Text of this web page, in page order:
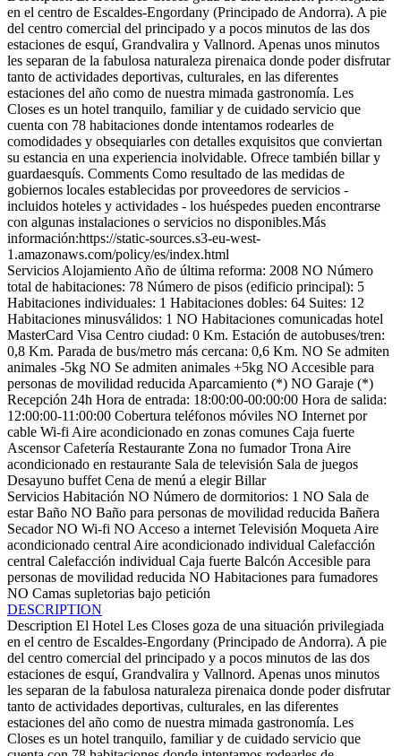
en el centro de Escaldes-Engordany (Principado de Andorra). A pie
del centro comercial del principado y a pocos minutos de las dos
estaciones de esquí, Grandvalira y Vallnord. Apenas unos minutos
les separan de la fabulosa naturaleza pirenaica donde poder disfrutar
tanto de actividades deportivas, culturales, en las diferentes
estaciones del año como de nuestra mimada gastronomía. Les
Closes es un hotel tranquilo, familiar y de cuidado servicio que
cuenta con 78 habitaciones donde intentamos rodearles de
comodidades y obsequiarles con detalles exquisitos que conviertan
su estancia en una experiencia inolvidable. Ofrece también billar y
guardaesquís. Comments Como resultado de las medidas de
gobiernos locales establecidas por proveedores de servicios -
incluidos hoteles y actividades - los huéspedes pueden encontrarse
con algunas instalaciones o servicios no disponibles.Más
información:https://static-sources.s3-eu-west-
1.amazonaws.com/policy/es/index.html
Servicios Alojamiento Año de última reforma: 2008 NO Número
total de habitaciones: 78 Número de pisos (edificio principal): 5
Habitaciones individuales: 1 Habitaciones dobles: 64 Suites: 12
Habitaciones minusválidos: 1 NO Habitaciones comunicadas hotel
MasterCard Visa Centro ciudad: 0 Km. Estación de autobuses/tren:
0,8 Km. Parada de bus/metro más cercana: 0,6 Km. NO Se admiten
animales -5kg NO Se admiten animales +5kg NO Accesible para
personas de movilidad reducida Aparcamiento (*) NO Garaje (*)
Recepción 24h Hora de entrada: 18:00:00-00:00:00 Hora de salida:
12:00:00-11:00:00 Cobertura teléfonos móviles NO Internet por
cable Wi-fi Aire acondicionado en zonas comunes Caja fuerte
Ascensor Cafetería Restaurante Zona no fumador Trona Aire
acondicionado en restaurante Sala de televisión Sala de juegos
Desayuno buffet Cena de menú a elegir Billar
Servicios Habitación NO Número de dormitorios: 1 NO Sala de
estar Baño NO Baño para personas de movilidad reducida Bañera
Secador NO Wi-fi NO Acceso a internet Televisión Moqueta Aire
acondicionado central Aire acondicionado individual Calefacción
central Calefacción individual Caja fuerte Balcón Accesible para
personas de movilidad reducida NO Habitaciones para fumadores
NO Camas supletorias bajo petición
DESCRIPTION
Description El Hotel Les Closes goza de una situación privilegiada
en el centro de Escaldes-Engordany (Principado de Andorra). A pie
del centro comercial del principado y a pocos minutos de las dos
estaciones de esquí, Grandvalira y Vallnord. Apenas unos minutos
les separan de la fabulosa naturaleza pirenaica donde poder disfrutar
tanto de actividades deportivas, culturales, en las diferentes
estaciones del año como de nuestra mimada gastronomía. Les
Closes es un hotel tranquilo, familiar y de cuidado servicio que